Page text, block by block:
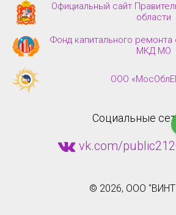
Официальный сайт
области
Фонд капитального
МКД МО
ООО
Социальные
vk.com/
© 2026, ООО